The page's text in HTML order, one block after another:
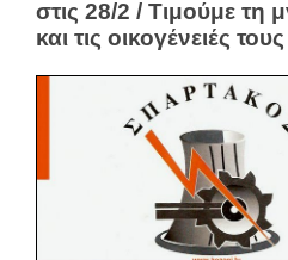
στις 28/2 / Τιμούμε τη
και τις οικογένειές τους